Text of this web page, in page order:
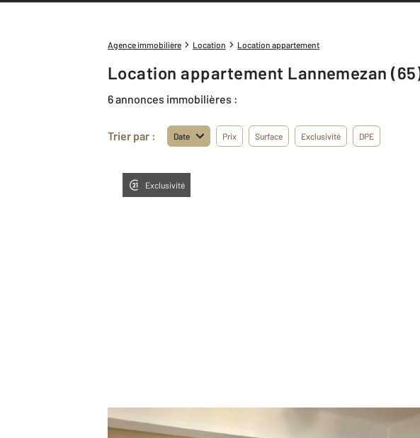
Agence immobilière Location Location appartement
Location appartement Lannemezan
6 annonces immobilières :
Trier par : Date Prix Surface Exclusivité DPE
Exclusivité